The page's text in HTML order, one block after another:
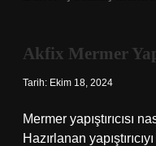
Akfix Mermer
Tarih: Ekim 18, 2024
Mermer yapıştırıcısı
Hazırlanan